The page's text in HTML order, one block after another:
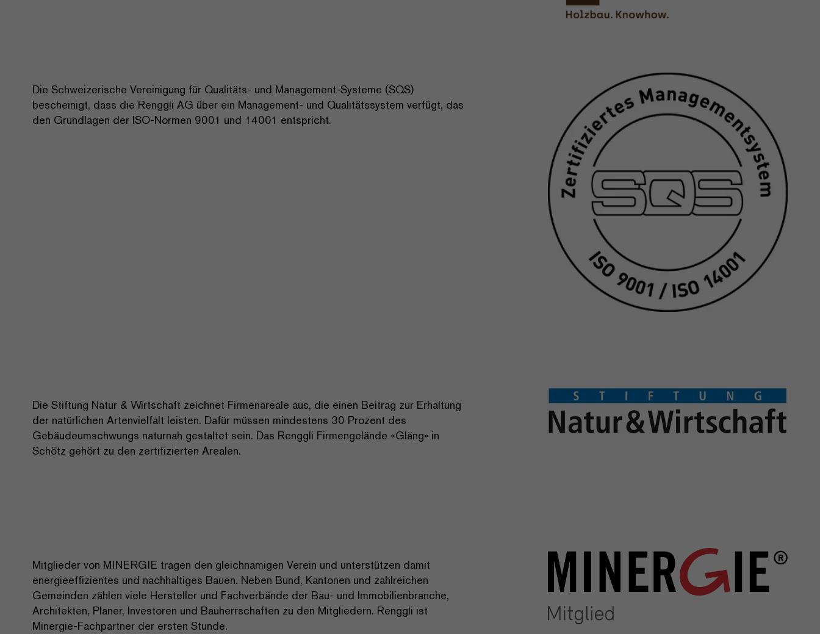
Die Schweizerische Vereinigung für Qualitäts- und Management-­Systeme (SQS)
bescheinigt, dass die Renggli AG über ein Management- und Qualitätssystem verfügt, das
den Grundlagen der ISO-Normen 9001 und 14001 entspricht.
Die Stiftung Natur & Wirtschaft zeichnet Firmenareale aus, die einen Beitrag zur Erhaltung
der natürlichen Artenvielfalt leisten. Dafür müssen mindestens 30 Prozent des
Gebäudeumschwungs naturnah gestaltet sein. Das Renggli Firmengelände «Gläng» in
Schötz gehört zu den zertifizierten Arealen.
Mitglieder von MINERGIE tragen den gleichnamigen Verein und unterstützen damit
energieeffizientes und nachhaltiges Bauen. Neben Bund, Kantonen und zahlreichen
Gemeinden zählen viele Hersteller und Fachverbände der Bau- und Immobilienbranche,
Architekten, Planer, Investoren und Bauherrschaften zu den Mitgliedern. Renggli ist
Minergie-Fachpartner der ersten Stunde.